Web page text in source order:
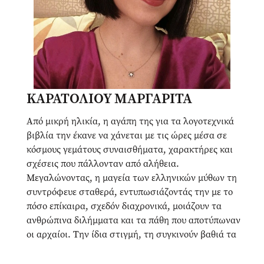
ΚΑΡΑΤΟΛΙΟΥ ΜΑΡΓΑΡΙΤΑ
Από μικρή ηλικία, η αγάπη της για τα λογοτεχνικά
βιβλία την έκανε να χάνεται με τις ώρες μέσα σε
κόσμους γεμάτους συναισθήματα, χαρακτήρες και
σχέσεις που πάλλονταν από αλήθεια.
Μεγαλώνοντας, η μαγεία των ελληνικών μύθων τη
συντρόφευε σταθερά, εντυπωσιάζοντάς την με το
πόσο επίκαιρα, σχεδόν διαχρονικά, μοιάζουν τα
ανθρώπινα διλήμματα και τα πάθη που αποτύπωναν
οι αρχαίοι. Την ίδια στιγμή, τη συγκινούν βαθιά τα